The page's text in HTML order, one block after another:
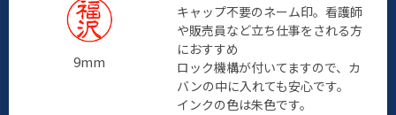
9mm
キャップ不要のネーム印。看護師
や販売員など立ち仕事をされる方
におすすめ
ロック機構が付いてますので、カ
バンの中に入れても安心です。
インクの色は朱色です。